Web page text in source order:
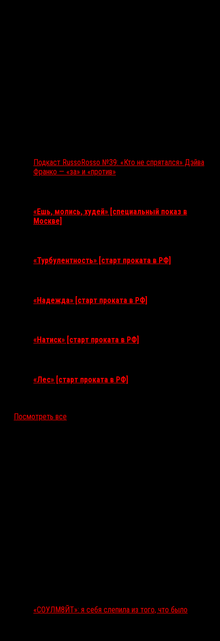
Подкаст RussoRosso №39: «Кто не спрятался» Дэйва
Франко — «за» и «против»
«Ешь, молись, худей» [специальный показ в
Москве]
«Турбулентность» [старт проката в РФ]
«Надежда» [старт проката в РФ]
«Натиск» [старт проката в РФ]
«Лес» [старт проката в РФ]
Посмотреть все
«СОУЛМ8ЙТ»: я себя слепила из того, что было